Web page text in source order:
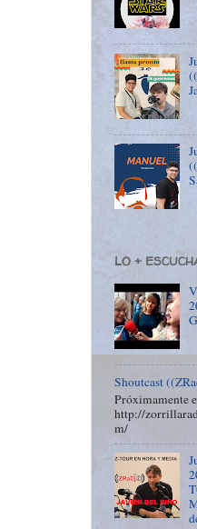
LO +
Shoutcast
Próximamente
http://
m/